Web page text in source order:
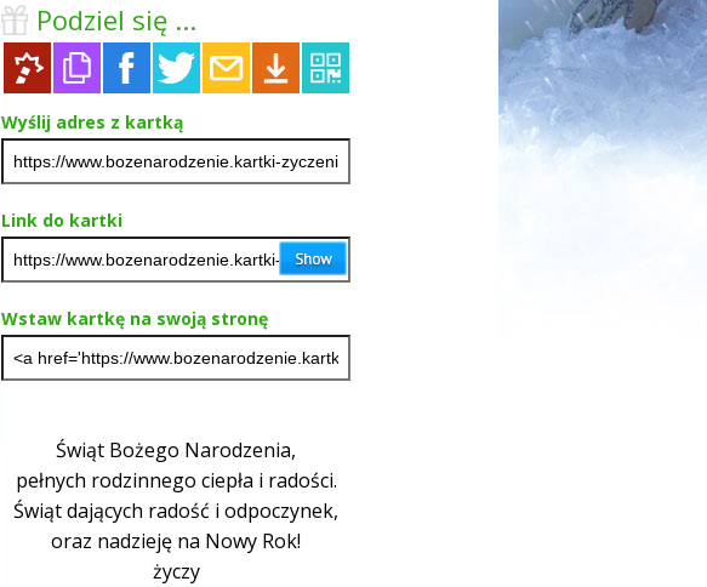
Podziel się ...
Wyślij adres z kartką
Link do kartki
Wstaw kartkę na swoją stronę
Świąt Bożego Narodzenia,
pełnych rodzinnego ciepła i radości.
Świąt dających radość i odpoczynek,
oraz nadzieję na Nowy Rok!
życzy